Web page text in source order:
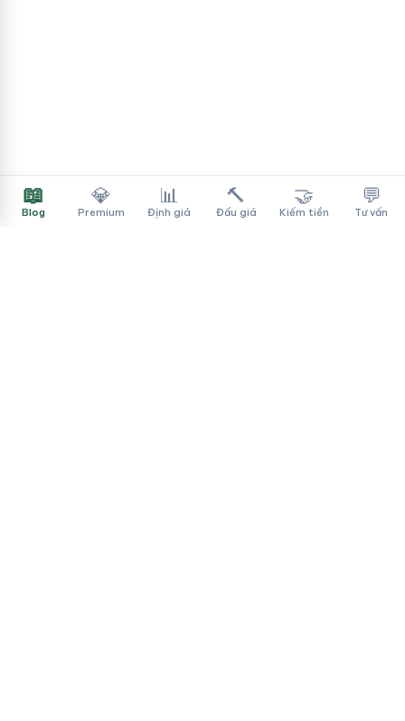
📖
Blog
💎
Premium
📊
Định giá
🔨
Đấu giá
🤝
Kiếm tiền
💬
Tư vấn